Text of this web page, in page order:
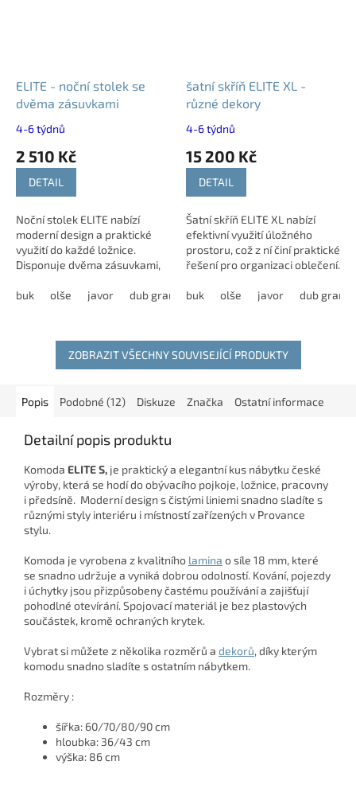
ELITE - noční stolek se
dvěma zásuvkami
4-6 týdnů
2 510 Kč
DETAIL
Noční stolek ELITE nabízí
moderní design a praktické
využití do každé ložnice.
Disponuje dvěma zásuvkami,
prostoru pro uložení drobností
buk olše javor dub grande dub harmony modřín latté
šatní skříň ELITE XL -
různé dekory
4-6 týdnů
15 200 Kč
DETAIL
Šatní skříň ELITE XL nabízí
efektivní využití úložného
prostoru, což z ní činí praktické
řešení pro organizaci oblečení.
stabilitu a dlouhou...
buk olše javor dub
ZOBRAZIT VŠECHNY SOUVISEJÍCÍ PRODUKTY
Popis Podobné (12) Diskuze Značka Ostatní informace
Detailní popis produktu
Komoda ELITE S, je praktický a elegantní kus nábytku české
výroby, která se hodí do obývacího pojkoje, ložnice, pracovny
i předsíně. Moderní design s čistými liniemi snadno sladíte s
různými styly interiéru i místností zařízených v Provance
stylu.
Komoda je vyrobena z kvalitního lamina o síle 18 mm, které
se snadno udržuje a vyniká dobrou odolností. Kování, pojezdy
i úchytky jsou přizpůsobeny častému používání a zajišťují
pohodlné otevírání. Spojovací materiál je bez plastových
součástek, kromě ochraných krytek.
Vybrat si můžete z několika rozměrů a dekorů, díky kterým
komodu snadno sladíte s ostatním nábytkem.
Rozměry :
šířka: 60/70/80/90 cm
hloubka: 36/43 cm
výška: 86 cm